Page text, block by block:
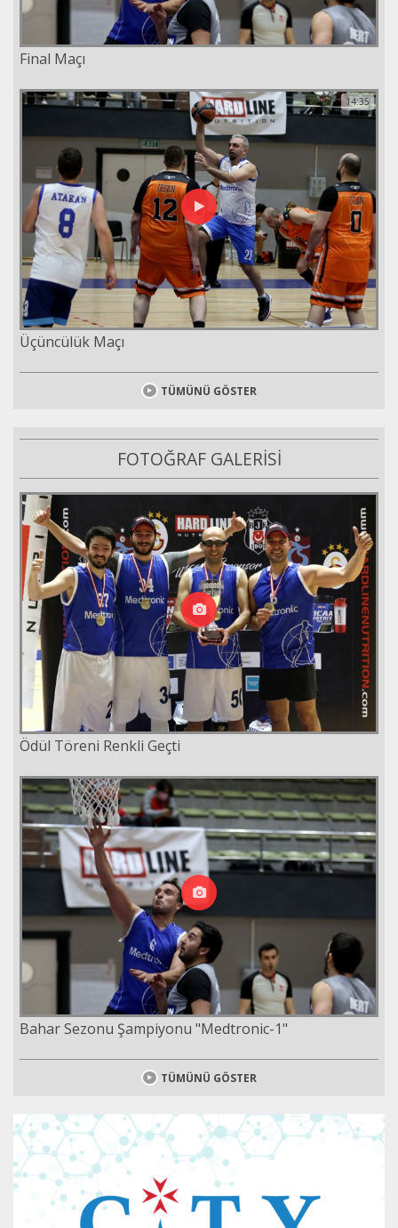
Final Maçı
Üçüncülük Maçı
14:35
TÜMÜNÜ GÖSTER
FOTOĞRAF GALERİSİ
Ödül Töreni Renkli Geçti
Bahar Sezonu Şampiyonu "Medtronic-1"
TÜMÜNÜ GÖSTER